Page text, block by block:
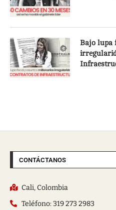
Bajo lupa
CONTÁCTANOS
Cali, Colombia
Teléfono: 319 273 2983